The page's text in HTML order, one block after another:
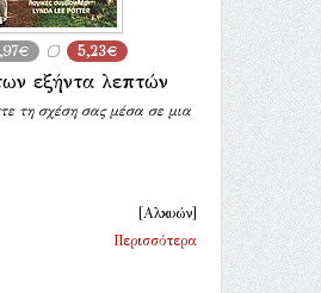
5,23€
εξήντα λεπτών
τη σχέση σας μέσα σε μια
[Αλκυών]
Περισσότερα